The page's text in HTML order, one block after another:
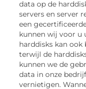
data op de
servers en server
een
kunnen wij voor u
harddisks kan
terwijl de
kunnen we de
data in onze
vernietigen.